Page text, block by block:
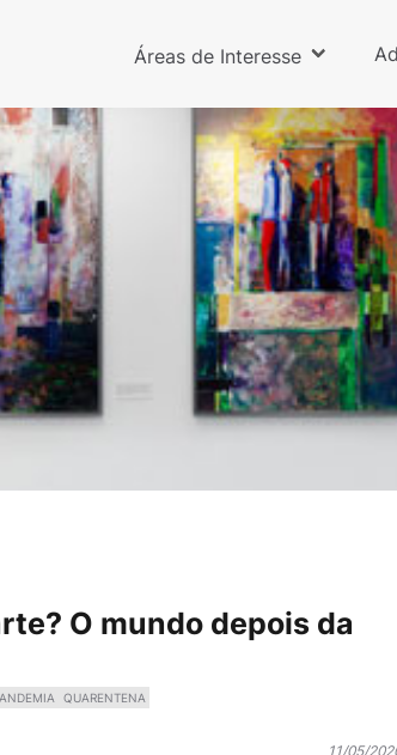
Áreas de Interesse
O mundo depois da
QUARENTENA
11/05/